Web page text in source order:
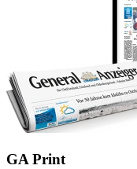
GA Print